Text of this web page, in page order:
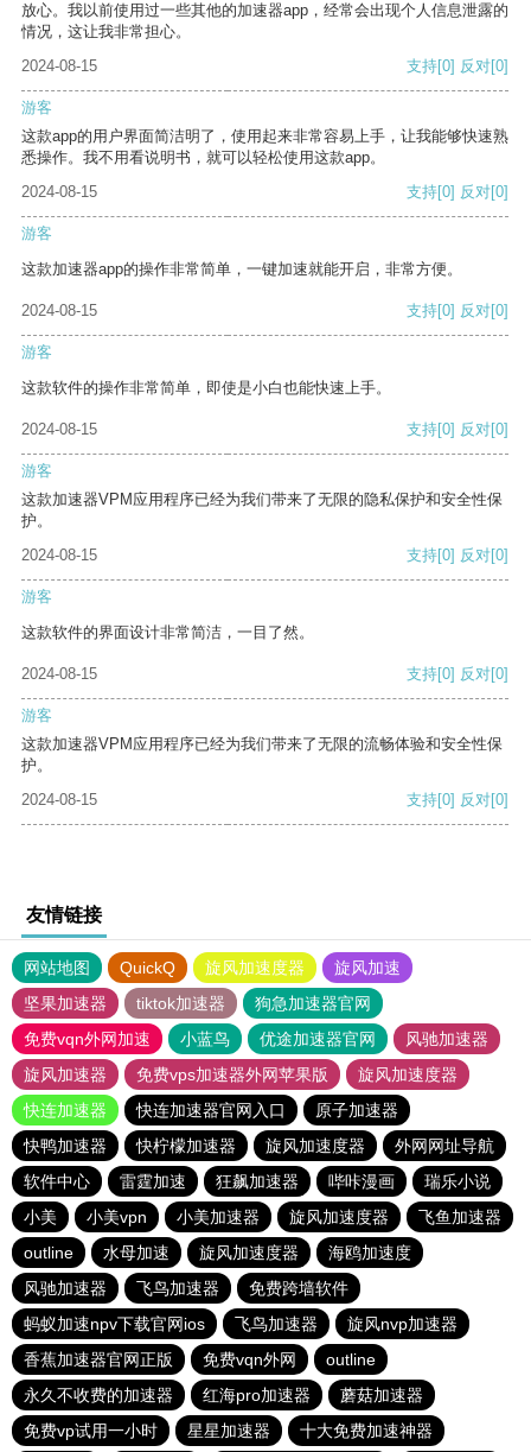
放心。我以前使用过一些其他的加速器app，经常会出现个人信息泄露的
情况，这让我非常担心。
2024-08-15
支持[0] 反对[0]
游客
这款app的用户界面简洁明了，使用起来非常容易上手，让我能够快速熟
悉操作。我不用看说明书，就可以轻松使用这款app。
2024-08-15
支持[0] 反对[0]
游客
这款加速器app的操作非常简单，一键加速就能开启，非常方便。
2024-08-15 支持[0] 反对[0]
游客
这款软件的操作非常简单，即使是小白也能快速上手。
2024-08-15 支持[0] 反对[0]
游客
这款加速器VPM应用程序已经为我们带来了无限的隐私保护和安全性保
护。
2024-08-15
支持[0] 反对[0]
游客
这款软件的界面设计非常简洁，一目了然。
2024-08-15 支持[0] 反对[0]
游客
这款加速器VPM应用程序已经为我们带来了无限的流畅体验和安全性保
护。
2024-08-15
支持[0] 反对[0]
友情链接
网站地图 QuickQ 旋风加速度器
旋风加速
坚果加速器
tiktok加速器
狗急加速器官网
免费vqn外网加速
小蓝鸟 优途加速器官网
风驰加速器
旋风加速器
免费vps加速器外网苹果版
旋风加速度器
快连加速器
快连加速器官网入口
原子加速器
快鸭加速器
快柠檬加速器 旋风加速度器
外网网址导航
软件中心
雷霆加速 狂飙加速器 哔咔漫画
瑞乐小说
小美
小美vpn 小美加速器 旋风加速度器
飞鱼加速器
outline
水母加速 旋风加速度器
海鸥加速度
风驰加速器
飞鸟加速器
免费跨墙软件
蚂蚁加速npv下载官网ios
飞鸟加速器
旋风nvp加速器
香蕉加速器官网正版
免费vqn外网
outline
永久不收费的加速器
红海pro加速器
蘑菇加速器
免费vp试用一小时
星星加速器 十大免费加速神器